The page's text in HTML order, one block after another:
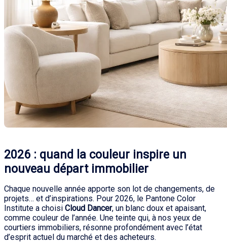
2026 : quand la couleur inspire un
nouveau départ immobilier
Chaque nouvelle année apporte son lot de changements, de
projets… et d’inspirations. Pour 2026, le Pantone Color
Institute a choisi Cloud Dancer, un blanc doux et apaisant,
comme couleur de l’année. Une teinte qui, à nos yeux de
courtiers immobiliers, résonne profondément avec l’état
d’esprit actuel du marché et des acheteurs.